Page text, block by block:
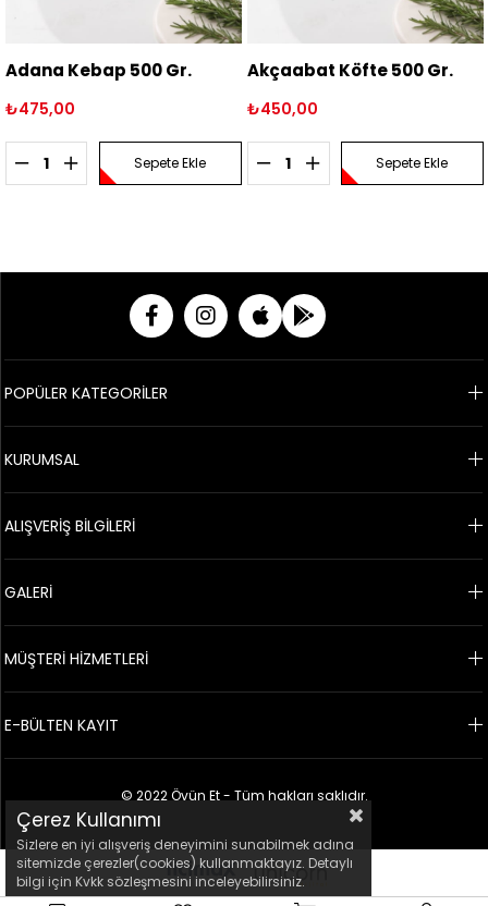
Kebap 500 Gr.
Sepete Ekle
Akçaabat Köfte 500 Gr.
₺450,00
Sepete Ekle
POPÜLER KATEGORİLER
KURUMSAL
ALIŞVERİŞ BİLGİLERİ
GALERİ
MÜŞTERİ HİZMETLERİ
E-BÜLTEN KAYIT
© 2022 Övün Et - Tüm hakları saklıdır.
Çerez Kullanımı
Sizlere en iyi alışveriş deneyimini sunabilmek adına
sitemizde çerezler(cookies) kullanmaktayız. Detaylı
bilgi için Kvkk sözleşmesini inceleyebilirsiniz.